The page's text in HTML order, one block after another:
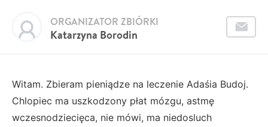
Katarzyna Borodin
ORGANIZATOR ZBIÓRKI
Witam. Zbieram pieniądze na leczenie Adaśia Budoj.
Chlopiec ma uszkodzony płat mózgu, astmę
wczesnodziecięca, nie mówi, ma niedosluch